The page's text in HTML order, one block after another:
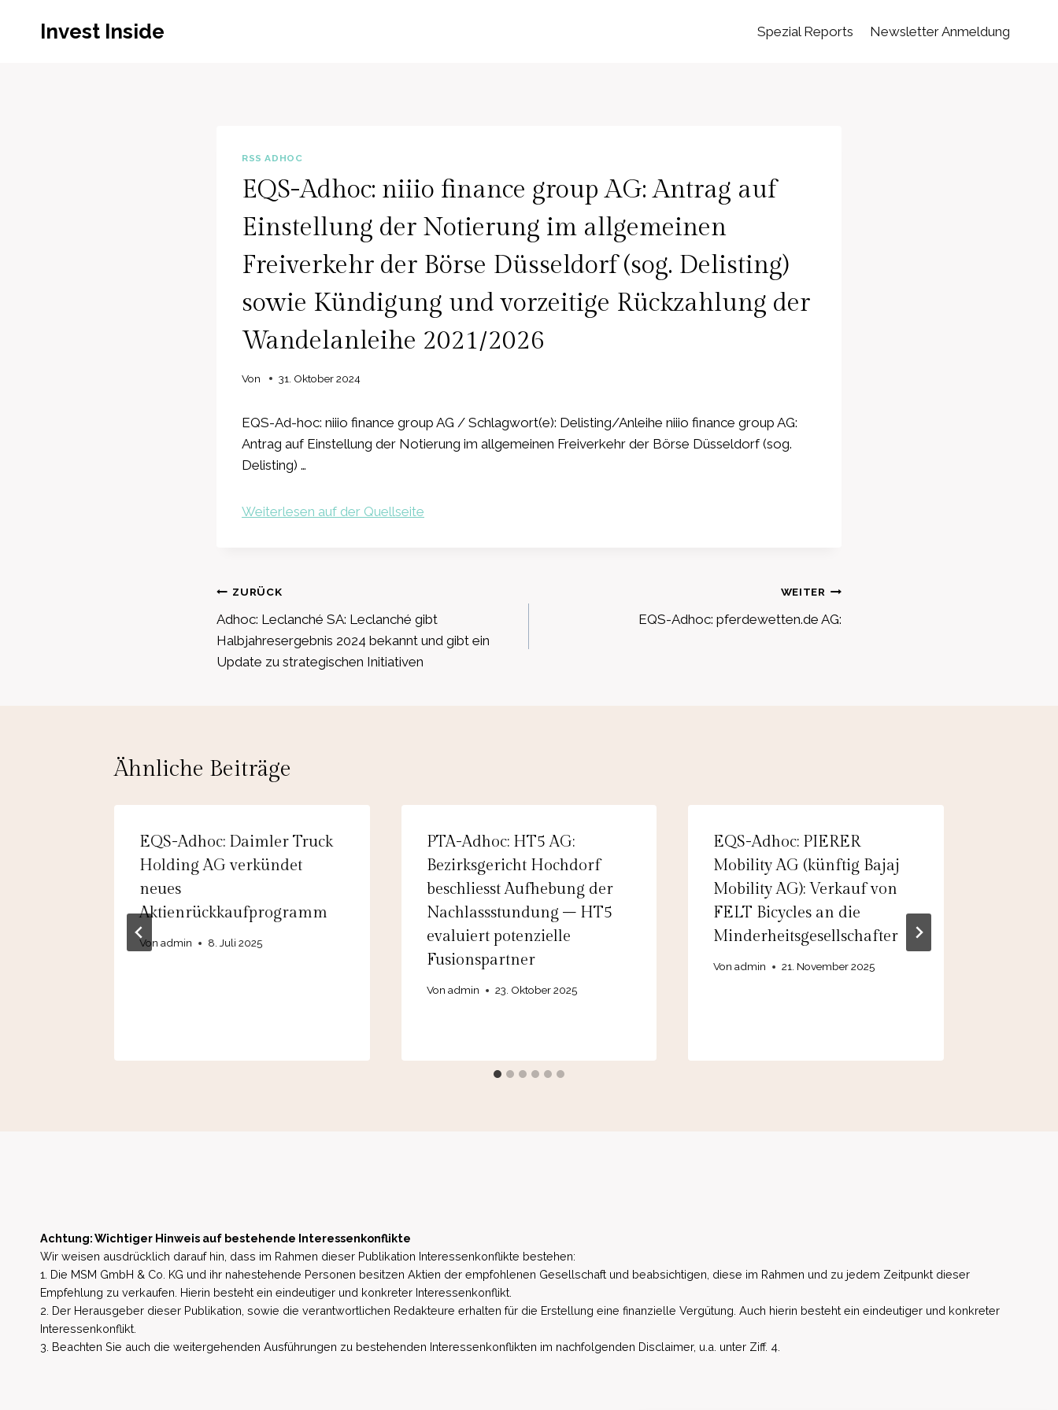
Invest Inside Spezial Reports Newsletter Anmeldung
RSS ADHOC
EQS-Adhoc: niiio finance group AG: Antrag auf
Einstellung der Notierung im allgemeinen
Freiverkehr der Börse Düsseldorf (sog. Delisting)
sowie Kündigung und vorzeitige Rückzahlung der
Wandelanleihe 2021/2026
Von 31. Oktober 2024
EQS-Ad-hoc: niiio finance group AG / Schlagwort(e): Delisting/Anleihe niiio finance group AG:
Antrag auf Einstellung der Notierung im allgemeinen Freiverkehr der Börse Düsseldorf (sog.
Delisting) …
Weiterlesen auf der Quellseite
Beitragsnavigation
ZURÜCK
Adhoc: Leclanché SA: Leclanché gibt
Halbjahresergebnis 2024 bekannt und gibt ein
Update zu strategischen Initiativen
WEITER
EQS-Adhoc: pferdewetten.de AG:
Ähnliche Beiträge
EQS-Adhoc: Daimler Truck
Holding AG verkündet
neues
Aktienrückkaufprogramm
Von admin 8. Juli 2025
PTA-Adhoc: HT5 AG:
Bezirksgericht Hochdorf
beschliesst Aufhebung der
Nachlassstundung – HT5
evaluiert potenzielle
Fusionspartner
Von admin 23. Oktober 2025
EQS-Adhoc: PIERER
Mobility AG (künftig Bajaj
Mobility AG): Verkauf von
FELT Bicycles an die
Minderheitsgesellschafter
Von admin 21. November 2025
Achtung: Wichtiger Hinweis auf bestehende Interessenkonflikte
Wir weisen ausdrücklich darauf hin, dass im Rahmen dieser Publikation Interessenkonflikte bestehen:
1. Die MSM GmbH & Co. KG und ihr nahestehende Personen besitzen Aktien der empfohlenen Gesellschaft und beabsichtigen, diese im Rahmen und zu jedem Zeitpunkt dieser
Empfehlung zu verkaufen. Hierin besteht ein eindeutiger und konkreter Interessenkonflikt.
2. Der Herausgeber dieser Publikation, sowie die verantwortlichen Redakteure erhalten für die Erstellung eine finanzielle Vergütung. Auch hierin besteht ein eindeutiger und konkreter
Interessenkonflikt.
3. Beachten Sie auch die weitergehenden Ausführungen zu bestehenden Interessenkonflikten im nachfolgenden Disclaimer, u.a. unter Ziff. 4.